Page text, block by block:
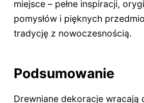
miejsce – pełne inspiracji,
pomysłów i pięknych
tradycję z nowoczesnością.
Podsumowanie
Drewniane dekoracje wracają